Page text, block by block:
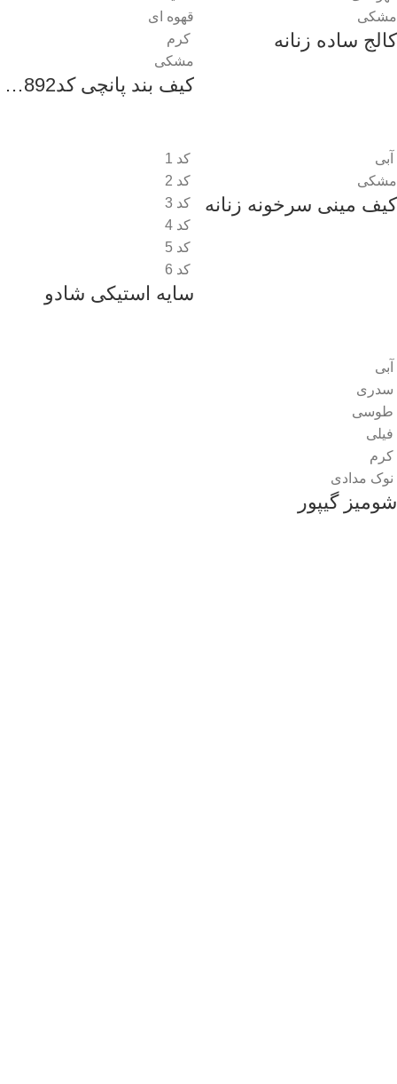
مشکی
کالج ساده زنانه
قهوه ای
کرم
مشکی
کیف بند پانچی کد1892 زنانه
آبی
مشکی
کیف مینی سرخونه زنانه
کد 1
کد 2
کد 3
کد 4
کد 5
کد 6
سایه استیکی شادو
آبی
سدری
طوسی
فیلی
کرم
نوک مدادی
شومیز گیپور